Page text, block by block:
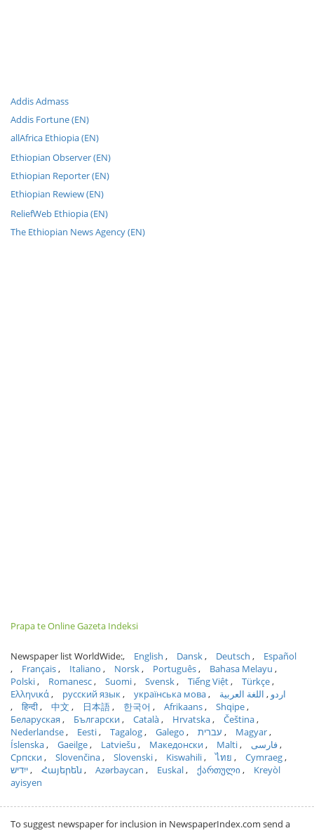
Addis Admass
Addis Fortune (EN)
allAfrica Ethiopia (EN)
Ethiopian Observer (EN)
Ethiopian Reporter (EN)
Ethiopian Rewiew (EN)
ReliefWeb Ethiopia (EN)
The Ethiopian News Agency (EN)
Prapa te Online Gazeta Indeksi
Newspaper list WorldWide: English Dansk Deutsch
Español
Français
Italiano Norsk Português
Bahasa Melayu
Polski
Romanesc Suomi Svensk Tiếng Việt
Türkçe
Ελληνικά
русский язык українська мова اردو
اللغة العربية
हिन्दी
中文 日本語 한국어 Afrikaans
Shqipe
Беларуская
Български Català Hrvatska
Čeština
Nederlandse
Eesti Tagalog Galego עברית
Magyar
Íslenska
Gaeilge Latviešu Македонски Malti
فارسی
Српски
Slovenčina Slovenski Kiswahili ไทย
Cymraeg
ייִדיש
Հայերեն Azərbaycan Euskal ქართული
Kreyòl
ayisyen
To suggest newspaper for inclusion in NewspaperIndex.com send a